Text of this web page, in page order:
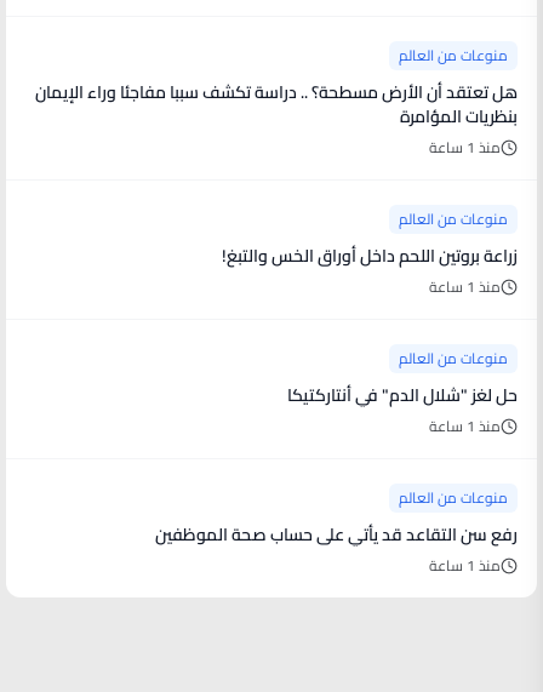
منوعات من العالم
هل تعتقد أن الأرض مسطحة؟ .. دراسة تكشف سببا مفاجئا وراء الإيمان
بنظريات المؤامرة
منذ 1 ساعة
منوعات من العالم
زراعة بروتين اللحم داخل أوراق الخس والتبغ!
منذ 1 ساعة
منوعات من العالم
حل لغز "شلال الدم" في أنتاركتيكا
منذ 1 ساعة
منوعات من العالم
رفع سن التقاعد قد يأتي على حساب صحة الموظفين
منذ 1 ساعة